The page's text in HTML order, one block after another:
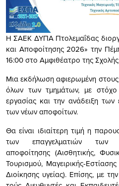
Η ΣΑΕΚ ΔΥΠΑ Πτολεμαΐδας
και Αποφοίτησης 2026» την
16:00 στο Αμφιθέατρο της
Μια εκδήλωση αφιερωμένη
όλων των τμημάτων, με
εργασίας και την ανάδειξη
των νέων αποφοίτων.
Θα είναι ιδιαίτερη τιμή η
των επαγγελματιών των
αποφοίτησης (Αισθητικής,
Τουρισμού, Μαγειρικής-
Διοίκησης υγείας). Επίσης, με